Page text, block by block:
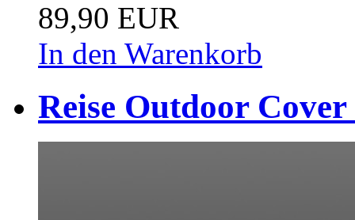
89,90 EUR
In den Warenkorb
Reise Outdoor